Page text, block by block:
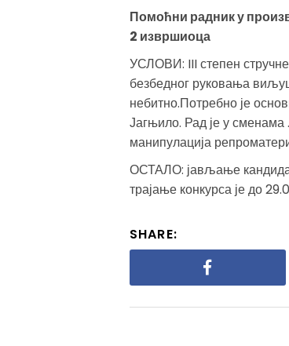
Помоћни радник у
2 извршиоца
УСЛОВИ: III степен
безбедног руковања
небитно.Потребно је
Јагњило. Рад је у
манипулација
ОСТАЛО: јављање
трајање конкурса је до
SHARE: